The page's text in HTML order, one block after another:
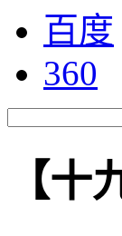
百度
360
【